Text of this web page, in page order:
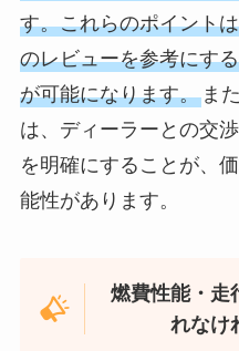
す。これらのポイント
のレビューを参考にす
が可能になります。ま
は、ディーラーとの交
を明確にすることが、
能性があります。
燃費性能・走
れなけ